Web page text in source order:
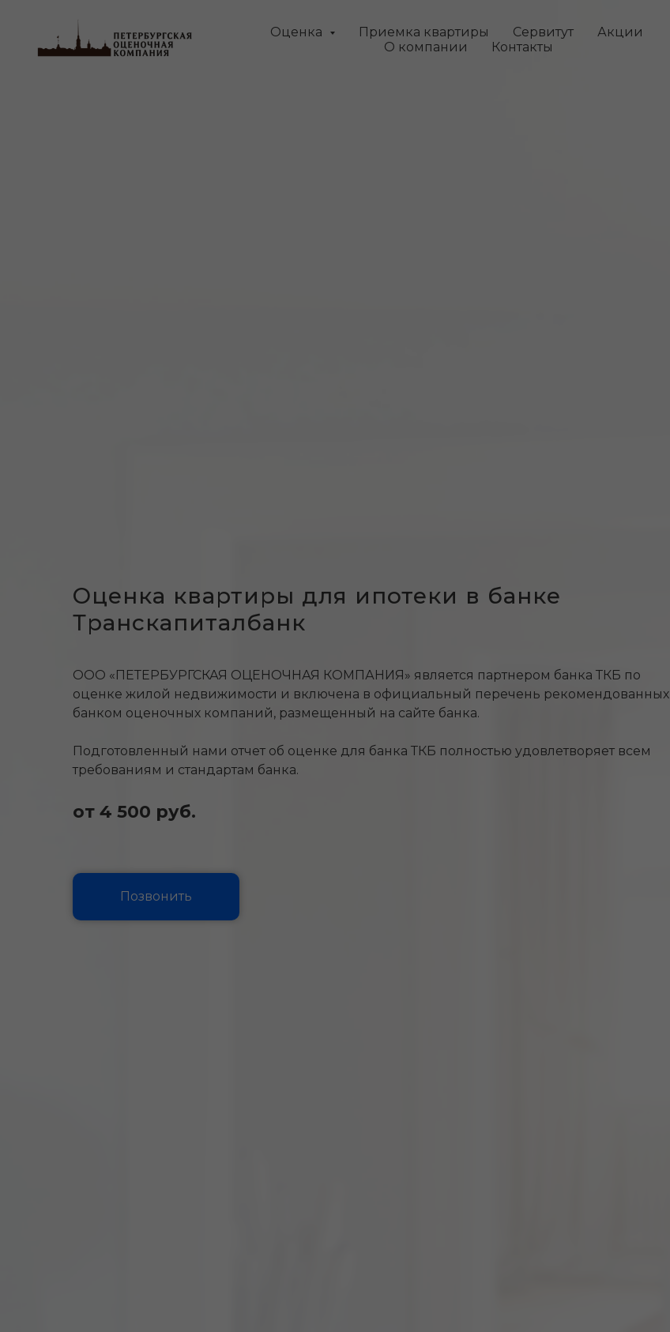
Оценка Приемка квартиры Сервитут
Акции
О компании
Контакты
Оценка квартиры для ипотеки в банке
Транскапиталбанк
ООО «ПЕТЕРБУРГСКАЯ ОЦЕНОЧНАЯ КОМПАНИЯ» является партнером банка ТКБ по
оценке жилой недвижимости и включена в официальный перечень рекомендованных
банком оценочных компаний, размещенный на сайте банка.
Подготовленный нами отчет об оценке для банка ТКБ полностью удовлетворяет всем
требованиям и стандартам банка.
от 4 500 руб.
Позвонить